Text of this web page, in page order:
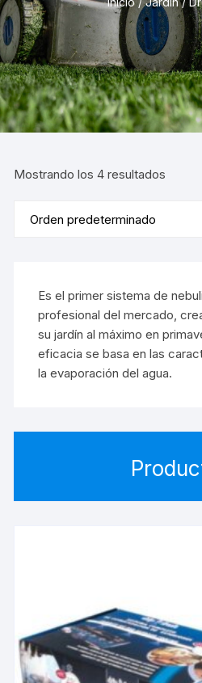
Mostrando los 4 resultados
Es el primer sistema de
profesional del mercado,
su jardín al máximo en
eficacia se basa en las
la evaporación del agua.